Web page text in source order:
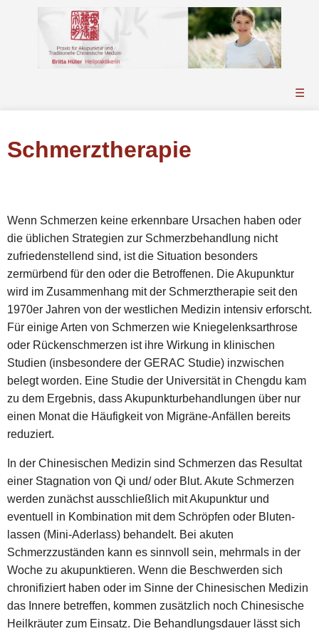
☰
Schmerztherapie
Wenn Schmerzen keine erkennbare Ursachen haben oder
die üblichen Strategien zur Schmerzbehandlung nicht
zufriedenstellend sind, ist die Situation besonders
zermürbend für den oder die Betroffenen. Die Akupunktur
wird im Zusammenhang mit der Schmerztherapie seit den
1970er Jahren von der westlichen Medizin intensiv erforscht.
Für einige Arten von Schmerzen wie Kniegelenksarthrose
oder Rückenschmerzen ist ihre Wirkung in klinischen
Studien (insbesondere der GERAC Studie) inzwischen
belegt worden. Eine Studie der Universität in Chengdu kam
zu dem Ergebnis, dass Akupunkturbehandlungen über nur
einen Monat die Häufigkeit von Migräne-Anfällen bereits
reduziert.
In der Chinesischen Medizin sind Schmerzen das Resultat
einer Stagnation von Qi und/ oder Blut. Akute Schmerzen
werden zunächst ausschließlich mit Akupunktur und
eventuell in Kombination mit dem Schröpfen oder Bluten-
lassen (Mini-Aderlass) behandelt. Bei akuten
Schmerzzuständen kann es sinnvoll sein, mehrmals in der
Woche zu akupunktieren. Wenn die Beschwerden sich
chronifiziert haben oder im Sinne der Chinesischen Medizin
das Innere betreffen, kommen zusätzlich noch Chinesische
Heilkräuter zum Einsatz. Die Behandlungsdauer lässt sich